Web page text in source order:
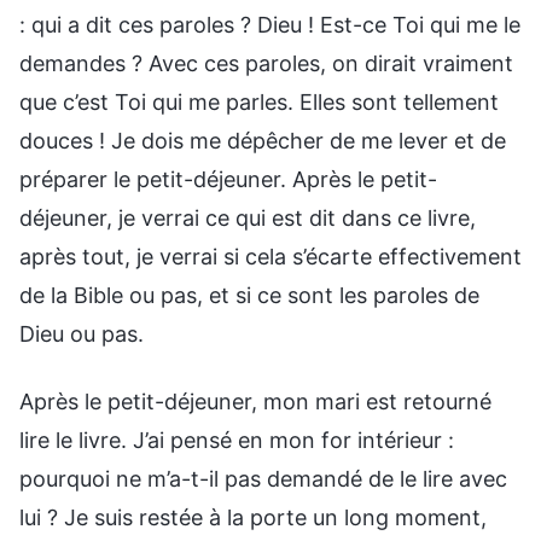
: qui a dit ces paroles ? Dieu ! Est-ce Toi qui me le
demandes ? Avec ces paroles, on dirait vraiment
que c’est Toi qui me parles. Elles sont tellement
douces ! Je dois me dépêcher de me lever et de
préparer le petit-déjeuner. Après le petit-
déjeuner, je verrai ce qui est dit dans ce livre,
après tout, je verrai si cela s’écarte effectivement
de la Bible ou pas, et si ce sont les paroles de
Dieu ou pas.
Après le petit-déjeuner, mon mari est retourné
lire le livre. J’ai pensé en mon for intérieur :
pourquoi ne m’a-t-il pas demandé de le lire avec
lui ? Je suis restée à la porte un long moment,